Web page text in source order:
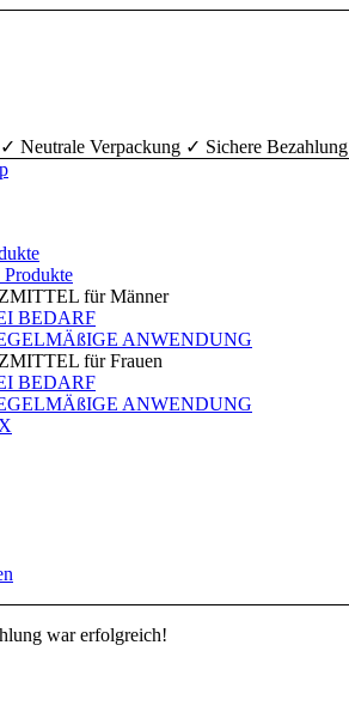
Neutrale Verpackung ✓ Sichere Bezahlung
für Männer
BEDARF
ANWENDUNG
für Frauen
BEDARF
ANWENDUNG
war erfolgreich!